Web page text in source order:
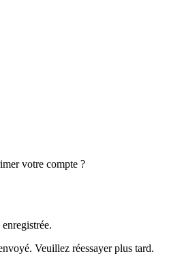
votre compte ?
Veuillez réessayer plus tard.